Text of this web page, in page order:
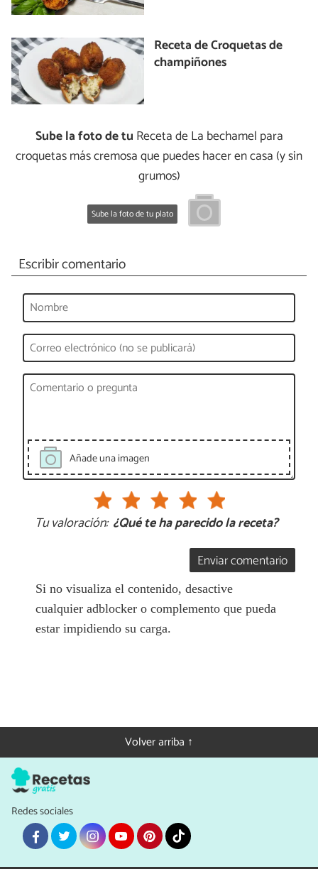
Receta de Croquetas de
champiñones
Sube la foto de tu Receta de La bechamel para
croquetas más cremosa que puedes hacer en casa (y sin
grumos)
Sube la foto de tu plato
Escribir comentario
Añade una imagen
Tu valoración: ¿Qué te ha parecido la receta?
Enviar comentario
Si no visualiza el contenido, desactive
cualquier adblocker o complemento que pueda
estar impidiendo su carga.
Volver arriba ↑
Redes sociales